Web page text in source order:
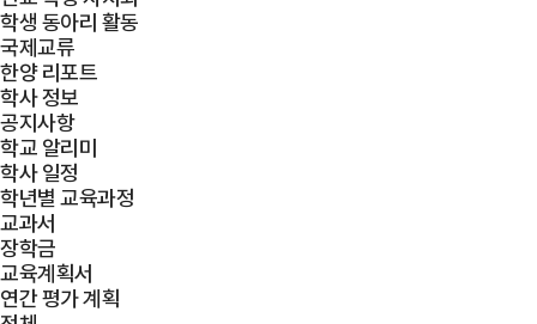
학생 동아리 활동
국제교류
한양 리포트
학사 정보
공지사항
학교 알리미
학사 일정
학년별 교육과정
교과서
장학금
교육계획서
연간 평가 계획